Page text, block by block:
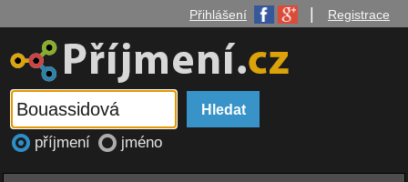
Přihlášení Registrace
příjmení jméno